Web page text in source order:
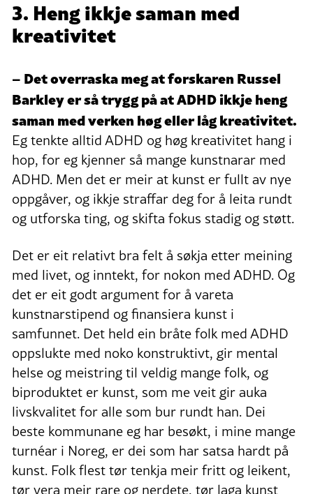
3. Heng ikkje saman med
kreativitet
– Det overraska meg at forskaren Russel
Barkley er så trygg på at ADHD ikkje heng
saman med verken høg eller låg kreativitet.
Eg tenkte alltid ADHD og høg kreativitet hang i
hop, for eg kjenner så mange kunstnarar med
ADHD. Men det er meir at kunst er fullt av nye
oppgåver, og ikkje straffar deg for å leita rundt
og utforska ting, og skifta fokus stadig og støtt.
Det er eit relativt bra felt å søkja etter meining
med livet, og inntekt, for nokon med ADHD. Og
det er eit godt argument for å vareta
kunstnarstipend og finansiera kunst i
samfunnet. Det held ein bråte folk med ADHD
oppslukte med noko konstruktivt, gir mental
helse og meistring til veldig mange folk, og
biproduktet er kunst, som me veit gir auka
livskvalitet for alle som bur rundt han. Dei
beste kommunane eg har besøkt, i mine mange
turnéar i Noreg, er dei som har satsa hardt på
kunst. Folk flest tør tenkja meir fritt og leikent,
tør vera meir rare og nerdete, tør laga kunst